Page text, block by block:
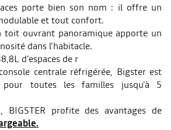
porte bien son nom : il offre un
et tout confort.
toit ouvrant panoramique apporte un
dans l’habitacle.
d’espaces de r
centrale réfrigérée, Bigster est
toutes les familles jusqu’à 5
BIGSTER profite des avantages de